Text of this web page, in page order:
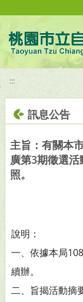
:::
訊息公告
主旨：有關本
廣第3期徵選
照。
說明：
一、依據本局
續辦。
二、旨揭活動摘